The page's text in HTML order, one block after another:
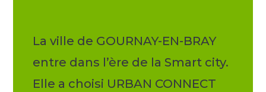
La ville de GOURNAY-EN-BRAY
entre dans l’ère de la Smart city.
Elle a choisi URBAN CONNECT